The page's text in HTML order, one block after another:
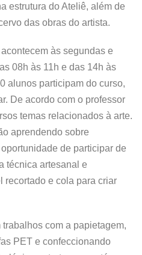
estrutura do Ateliê, além de
das obras do artista.
às segundas e
08h às 11h e das 14h às
alunos participam do curso,
De acordo com o professor
temas relacionados à arte.
aprendendo sobre
de participar de
técnica artesanal e
recortado e cola para criar
com a papietagem,
PET e confeccionando